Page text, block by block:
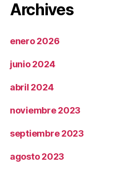
Archives
enero 2026
junio 2024
abril 2024
noviembre 2023
septiembre 2023
agosto 2023